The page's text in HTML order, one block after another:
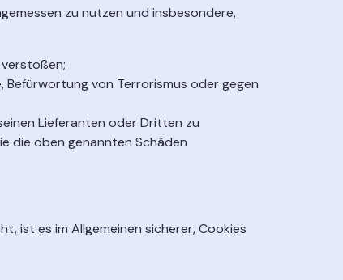
zu nutzen und insbesondere,
Befürwortung von Terrorismus oder gegen
Lieferanten oder Dritten zu
die oben genannten Schäden
ist es im Allgemeinen sicherer, Cookies